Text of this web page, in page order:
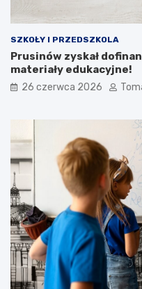
SZKOŁY I PRZEDSZKOLA
Prusinów zyskał
materiały edukacyjne!
26 czerwca 2026